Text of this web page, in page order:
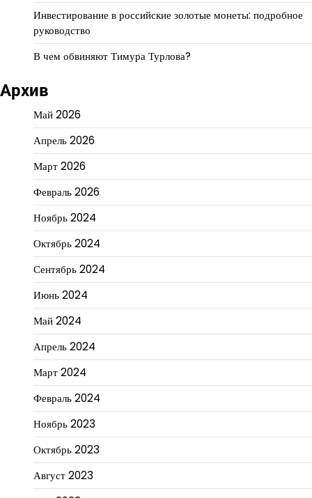
Инвестирование в российские золотые монеты: подробное
руководство
В чем обвиняют Тимура Турлова?
Архив
Май 2026
Апрель 2026
Март 2026
Февраль 2026
Ноябрь 2024
Октябрь 2024
Сентябрь 2024
Июнь 2024
Май 2024
Апрель 2024
Март 2024
Февраль 2024
Ноябрь 2023
Октябрь 2023
Август 2023